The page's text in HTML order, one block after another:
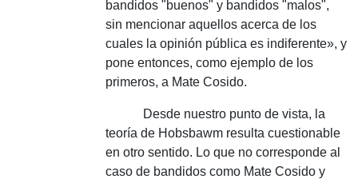
bandidos "buenos" y bandidos "malos",
sin mencionar aquellos acerca de los
cuales la opinión pública es indiferente», y
pone entonces, como ejemplo de los
primeros, a Mate Cosido.
Desde nuestro punto de vista, la
teoría de Hobsbawm resulta cuestionable
en otro sentido. Lo que no corresponde al
caso de bandidos como Mate Cosido y